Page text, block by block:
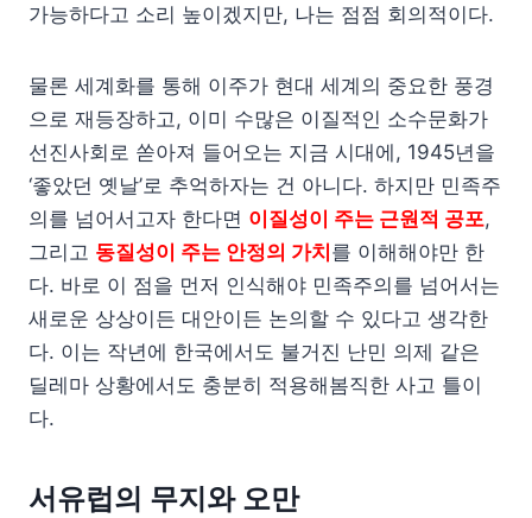
가능하다고 소리 높이겠지만, 나는 점점 회의적이다.
물론 세계화를 통해 이주가 현대 세계의 중요한 풍경
으로 재등장하고, 이미 수많은 이질적인 소수문화가
선진사회로 쏟아져 들어오는 지금 시대에, 1945년을
‘좋았던 옛날’로 추억하자는 건 아니다. 하지만 민족주
의를 넘어서고자 한다면 이질성이 주는 근원적 공포,
그리고 동질성이 주는 안정의 가치 를 이해해야만 한
다. 바로 이 점을 먼저 인식해야 민족주의를 넘어서는
새로운 상상이든 대안이든 논의할 수 있다고 생각한
다. 이는 작년에 한국에서도 불거진 난민 의제 같은
딜레마 상황에서도 충분히 적용해봄직한 사고 틀이
다.
서유럽의 무지와 오만